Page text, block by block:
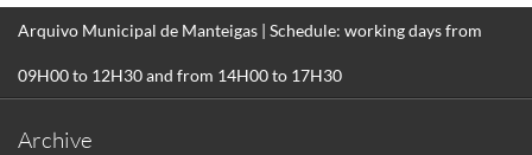
Arquivo Municipal de Manteigas | Schedule: working days from
09H00 to 12H30 and from 14H00 to 17H30
Archive